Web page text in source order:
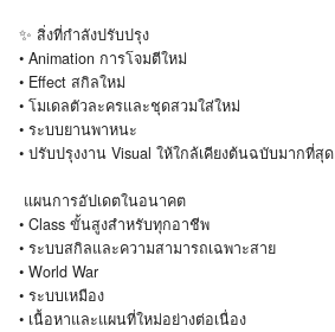
✨ สิ่งที่กำลังปรับปรุง
• Animation การโจมตีใหม่
• Effect สกิลใหม่
• โมเดลตัวละครและชุดสวมใส่ใหม่
• ระบบยานพาหนะ
• ปรับปรุงงาน Visual ให้ใกล้เคียงต้นฉบับมากที่สุด
️ แผนการอัปเดตในอนาคต
• Class ขั้นสูงสำหรับทุกอาชีพ
• ระบบสกิลและความสามารถเฉพาะสาย
• World War
• ระบบเหมือง
• เนื้อหาและแผนที่ใหม่อย่างต่อเนื่อง